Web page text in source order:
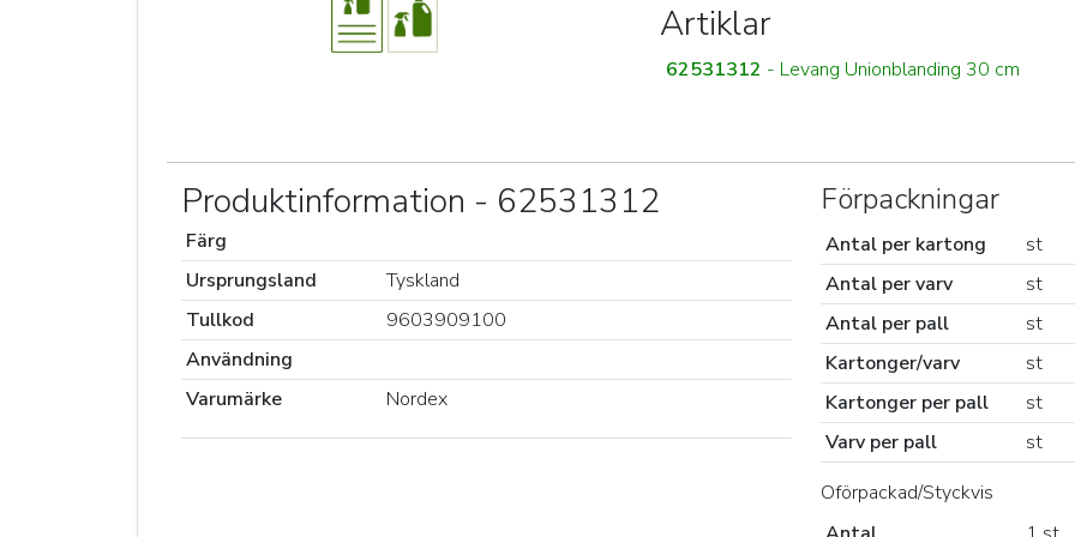
Artiklar
62531312 - Levang Unionblanding 30 cm
Produktinformation - 62531312
Färg
Ursprungsland
Tyskland
Tullkod
9603909100
Användning
Varumärke
Nordex
Förpackningar
Antal per kartong
st
Antal per varv
st
Antal per pall
st
Kartonger/varv
st
Kartonger per pall
st
Varv per pall
st
Oförpackad/Styckvis